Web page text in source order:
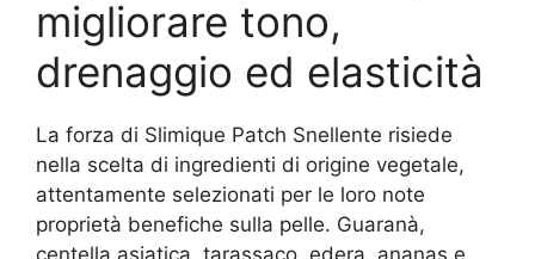
migliorare tono,
drenaggio ed elasticità
La forza di Slimique Patch Snellente risiede
nella scelta di ingredienti di origine vegetale,
attentamente selezionati per le loro note
proprietà benefiche sulla pelle. Guaranà,
centella asiatica, tarassaco, edera, ananas e